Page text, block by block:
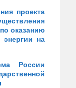
проекта
оказанию
энергии на
России